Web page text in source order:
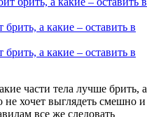
а какие – оставить в
а какие – оставить в
части тела лучше брить, а
не хочет выглядеть смешно и
все же следовать